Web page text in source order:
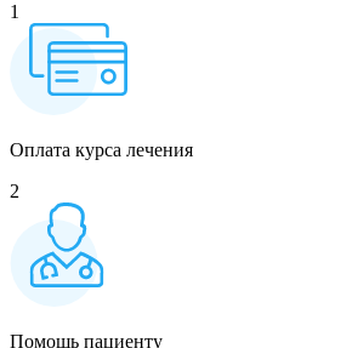
1
Оплата курса лечения
2
Помощь пациенту